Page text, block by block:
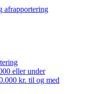
afrapportering
eller under
kr. til og med